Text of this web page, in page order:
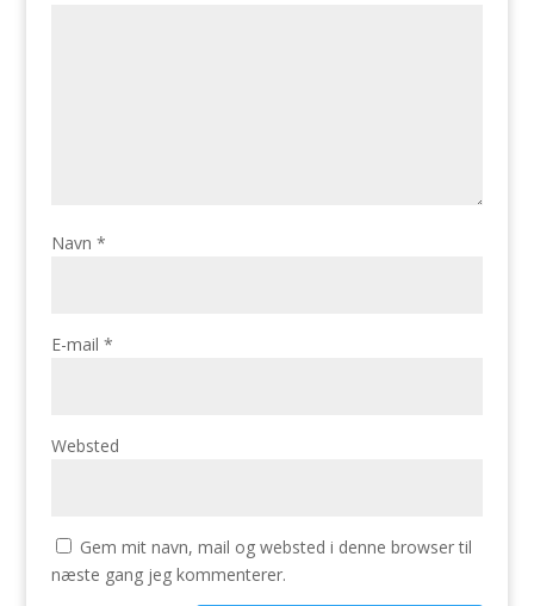
Navn *
E-mail *
Websted
Gem mit navn, mail og websted i denne browser til
næste gang jeg kommenterer.